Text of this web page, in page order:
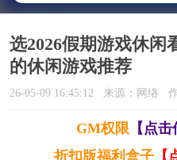
选2026假期游戏休闲
的休闲游戏推荐
26-05-09 16:45:12 来源：网络
GM权限 【点击
折扣版福利盒子